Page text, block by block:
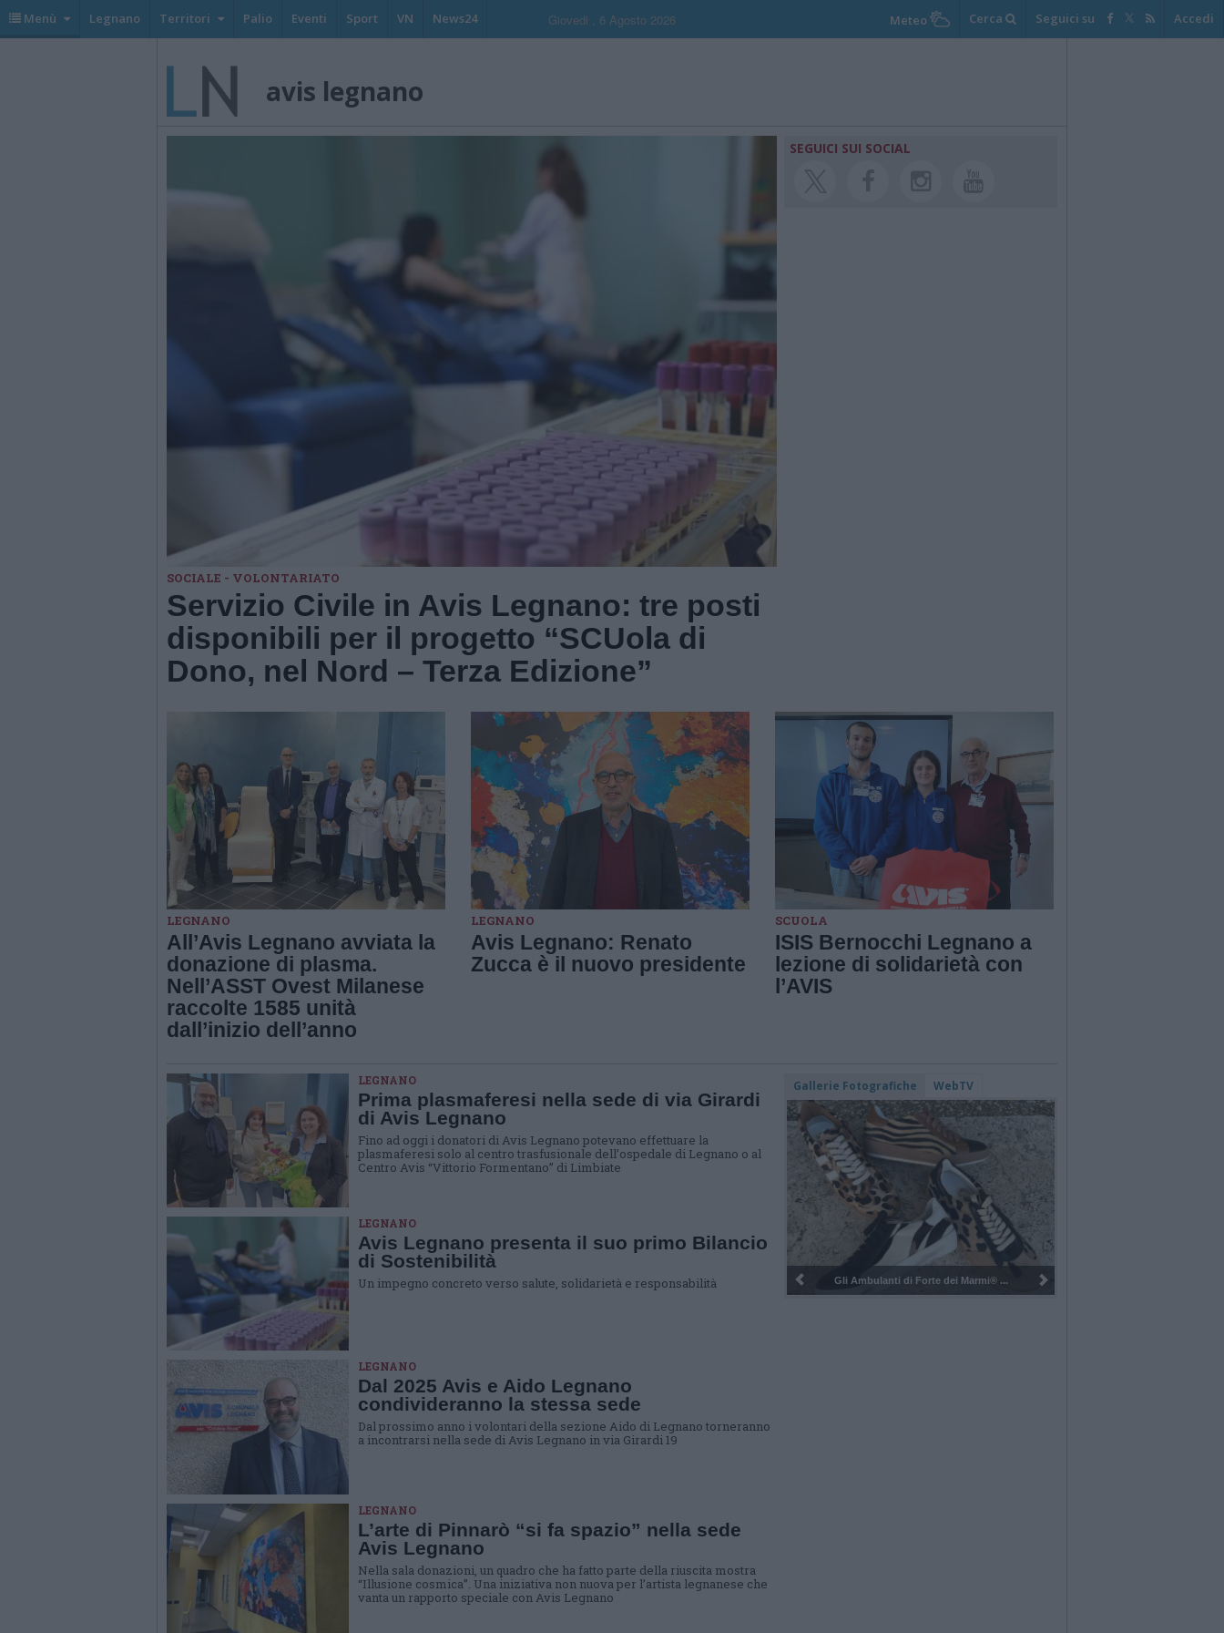
Menù Legnano Territori Palio Eventi Sport VN News24 Giovedi , 6 Agosto 2026 Meteo Cerca Seguici su Accedi
avis legnano
SOCIALE - VOLONTARIATO
Servizio Civile in Avis Legnano: tre posti
disponibili per il progetto “SCUola di
Dono, nel Nord – Terza Edizione”
SEGUICI SUI SOCIAL
LEGNANO
All’Avis Legnano avviata la
donazione di plasma.
Nell’ASST Ovest Milanese
raccolte 1585 unità
dall’inizio dell’anno
LEGNANO
Avis Legnano: Renato
Zucca è il nuovo presidente
SCUOLA
ISIS Bernocchi Legnano a
lezione di solidarietà con
l’AVIS
LEGNANO
Prima plasmaferesi nella sede di via Girardi
di Avis Legnano
Fino ad oggi i donatori di Avis Legnano potevano effettuare la
plasmaferesi solo al centro trasfusionale dell’ospedale di Legnano o al
Centro Avis “Vittorio Formentano” di Limbiate
LEGNANO
Avis Legnano presenta il suo primo Bilancio
di Sostenibilità
Un impegno concreto verso salute, solidarietà e responsabilità
LEGNANO
Dal 2025 Avis e Aido Legnano
condivideranno la stessa sede
Dal prossimo anno i volontari della sezione Aido di Legnano torneranno
a incontrarsi nella sede di Avis Legnano in via Girardi 19
LEGNANO
L’arte di Pinnarò “si fa spazio” nella sede
Avis Legnano
Nella sala donazioni, un quadro che ha fatto parte della riuscita mostra
“Illusione cosmica”. Una iniziativa non nuova per l’artista legnanese che
vanta un rapporto speciale con Avis Legnano
Gallerie Fotografiche WebTV
Pulizia del bosco del Rugareto a ...